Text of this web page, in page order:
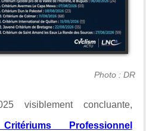
Photo : DR
visiblement concluante,
Professionnel